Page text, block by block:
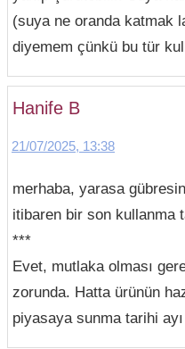
(suya ne oranda katmak
diyemem çünkü bu tür
Hanife B
21/07/2025, 13:38
merhaba, yarasa
itibaren bir son kullanma
***
Evet, mutlaka olması
zorunda. Hatta ürünün
piyasaya sunma tarihi